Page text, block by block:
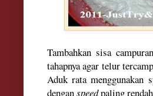
Tambahkan sisa
tahapnya agar telur
Aduk rata menggunakan
denganspeedpaling